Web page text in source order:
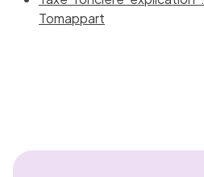
Tomappart